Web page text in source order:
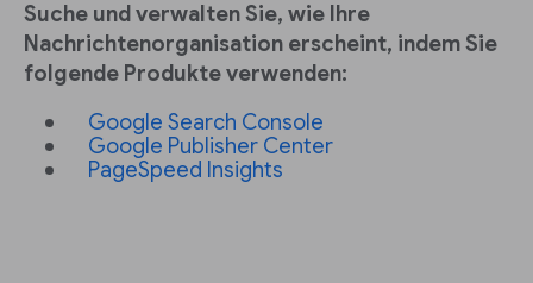
Suche und verwalten Sie, wie Ihre
Nachrichtenorganisation erscheint, indem Sie
folgende Produkte verwenden:
Google Search Console
Google Publisher Center
PageSpeed Insights